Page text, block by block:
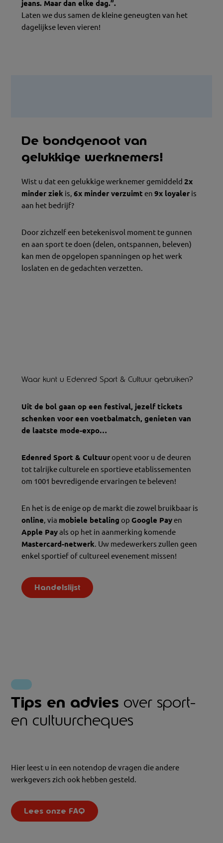
jeans. Maar dan elke dag.”.
Laten we dus samen de kleine geneugten van het
dagelijkse leven vieren!
De bondgenoot van
gelukkige werknemers!
Wist u dat een gelukkige werknemer gemiddeld 2x
minder ziek is, 6x minder verzuimt en 9x loyaleris
aan het bedrijf?
Door zichzelf een betekenisvol moment te gunnen
en aan sport te doen (delen, ontspannen, beleven)
kan men de opgelopen spanningen op het werk
loslaten en de gedachten verzetten.
Waar kunt u Edenred Sport & Cultuur gebruiken?
Uit de bol gaan op een festival, jezelf tickets
schenken voor een voetbalmatch, genieten van
de laatste mode-expo…
Edenred Sport & Cultuuropent voor u de deuren
tot talrijke culturele en sportieve etablissementen
om 1001 bevredigende ervaringen te beleven!
En het is de enige op de markt die zowel bruikbaar is
online, via mobiele betaling op Google Payen
Apple Payals op het in aanmerking komende
Mastercard-netwerk. Uw medewerkers zullen geen
enkel sportief of cultureel evenement missen!
Handelslijst
Tips en advies over sport-
en cultuurcheques
Hier leest u in een notendop de vragen die andere
werkgevers zich ook hebben gesteld.
Lees onze FAQ